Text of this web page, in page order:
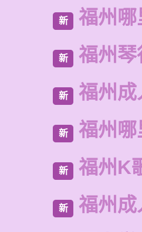
新 福州哪
新 福州琴
新 福州成
新 福州哪
新 福州K
新 福州成